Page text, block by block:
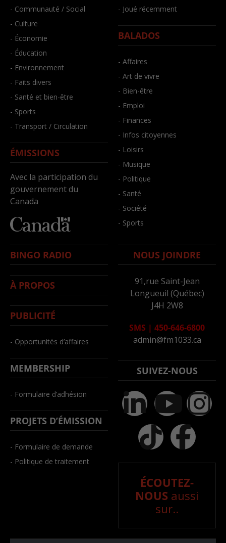
- Communauté / Social
- Culture
- Économie
- Éducation
- Environnement
- Faits divers
- Santé et bien-être
- Sports
- Transport / Circulation
ÉMISSIONS
Avec la participation du
gouvernement du
Canada
- Joué récemment
BALADOS
- Affaires
- Art de vivre
- Bien-être
- Emploi
- Finances
- Infos citoyennes
- Loisirs
- Musique
- Politique
- Santé
- Société
- Sports
BINGO RADIO
À PROPOS
PUBLICITÉ
- Opportunités d’affaires
MEMBERSHIP
- Formulaire d’adhésion
PROJETS D’ÉMISSION
- Formulaire de demande
- Politique de traitement
NOUS JOINDRE
91,rue Saint-Jean
Longueuil (Québec)
J4H 2W8
SMS | 450-646-6800
admin@fm1033.ca
SUIVEZ-NOUS
ÉCOUTEZ-
NOUS aussi
sur..